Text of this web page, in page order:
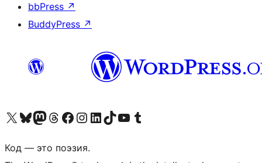
bbPress ↗
BuddyPress ↗
Посетите нас в X (ранее Twitter)
Посетите нашу учётную запись в Bluesky
Посетите нашу ленту в Mastodon
Посетите нашу учётную запись в Threads
Посетите нашу страницу на Facebook
Посетите наш Instagram
Посетите нашу страницу в LinkedIn
Посетите нашу учётную запись в TikTok
Посетите наш канал YouTube
Посетите нашу учётную запись в Tumblr
Код — это поэзия.